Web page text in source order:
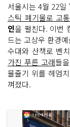
서울시는 4월 22일
스틱 폐기물로 고
인을 펼친다. 이번
드는 고상우 환경
수대와 산책로 벤
가진 푸른 고래들
물줄기 위를 헤엄
껴졌다.